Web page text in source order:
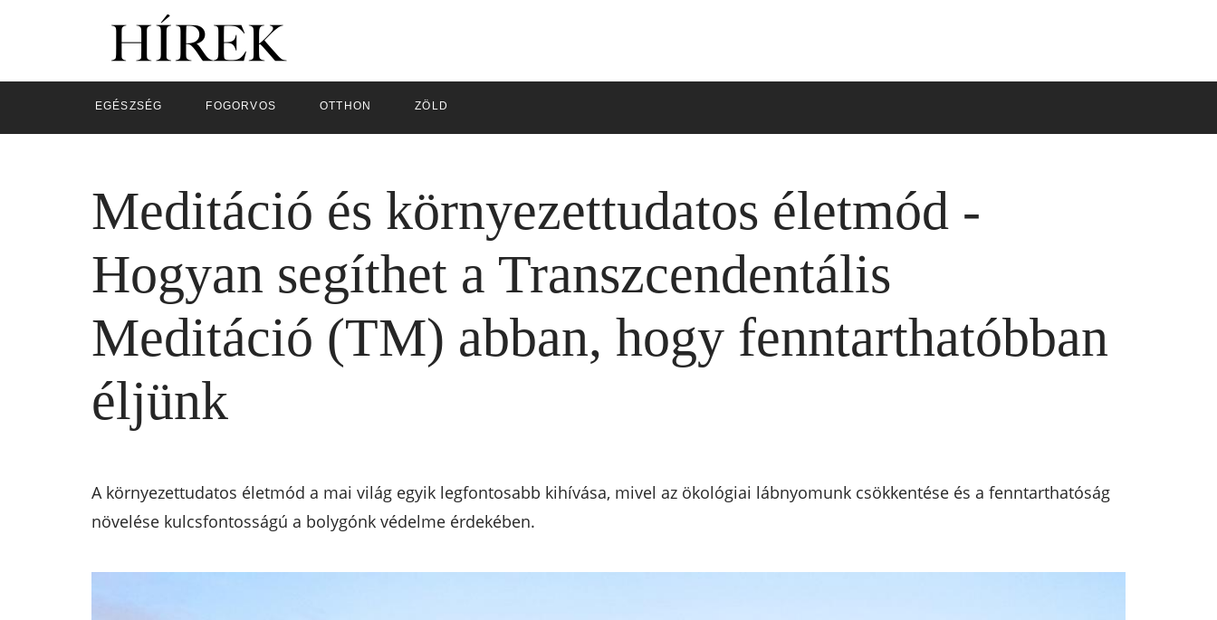
EGÉSZSÉG FOGORVOS OTTHON ZÖLD
Meditáció és környezettudatos életmód -
Hogyan segíthet a Transzcendentális
Meditáció (TM) abban, hogy fenntarthatóbban
éljünk
A környezettudatos életmód a mai világ egyik legfontosabb kihívása, mivel az ökológiai lábnyomunk csökkentése és a fenntarthatóság
növelése kulcsfontosságú a bolygónk védelme érdekében.